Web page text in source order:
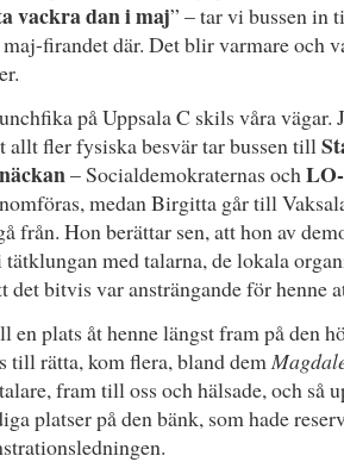
vackra dan i maj” – tar vi bussen in
firandet där. Det blir varmare och
på Uppsala C skils våra vägar.
allt fler fysiska besvär tar bussen till
– Socialdemokraternas och
medan Birgitta går till
från. Hon berättar sen, att hon av
tätklungan med talarna, de lokala
det bitvis var ansträngande för henne
en plats åt henne längst fram på den
till rätta, kom flera, bland dem
fram till oss och hälsade, och så
platser på den bänk, som hade